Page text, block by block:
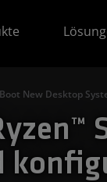
New Desktop